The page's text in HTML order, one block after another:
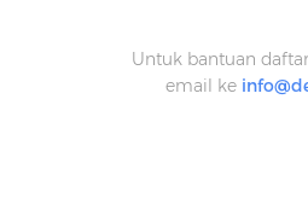
Untuk bantuan
email ke